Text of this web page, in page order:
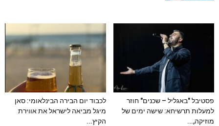
פסטיבל "באגליל – שכנים" חוזר
למעלות תרשיחא: שישה ימים של
מוזיקה,...
לכבוד יום הבירה הבינלאומי: סאן
מיגל מביאה לישראל את אווירת
הקיץ...